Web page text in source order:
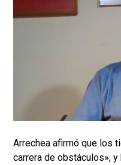
Arrechea afirmó que los
carrera de obstáculos»,